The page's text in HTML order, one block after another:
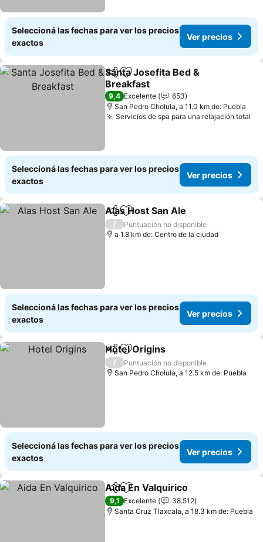
Seleccioná las fechas para ver los precios
exactos
Ver precios
CompartirAñadir a favoritos
Santa Josefita Bed &
Breakfast
Ver precios
9,4 Excelente
653
San Pedro Cholula, a 11.0 km de: Puebla
Servicios de spa para una relajación total
Seleccioná las fechas para ver los precios
exactos
Ver precios
CompartirAñadir a favoritos
Alas Host San Ale
/
Puntuación no disponible
a 1.8 km de: Centro de la ciudad
Seleccioná las fechas para ver los precios
exactos
Ver precios
CompartirAñadir a favoritos
Hotel Origins
/
Puntuación no disponible
San Pedro Cholula, a 12.5 km de: Puebla
Seleccioná las fechas para ver los precios
exactos
Ver precios
CompartirAñadir a favoritos
Aida En Valquirico
9,1 Excelente
38.512
Santa Cruz Tlaxcala, a 18.3 km de: Puebla